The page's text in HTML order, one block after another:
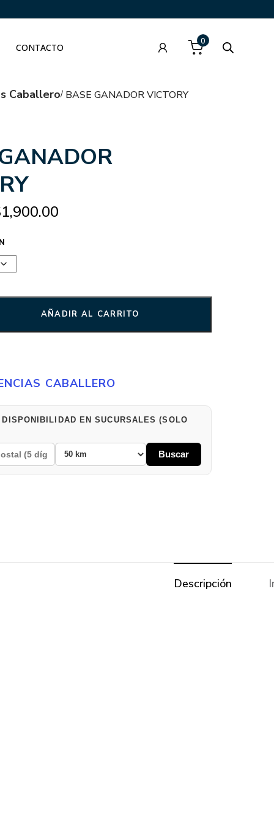
CONTACTO
0
Caballero BASE GANADOR VICTORY
1,900.00
AÑADIR AL CARRITO
CABALLERO
EN SUCURSALES (SOLO
Buscar
Descripción